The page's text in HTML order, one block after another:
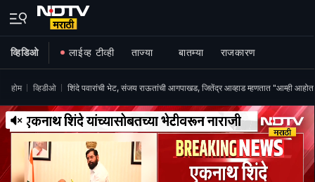
व्हिडिओ लाईव्ह टीव्ही ताज्या बातम्या राजकारण
होम व्हिडीओ शिंदे पवारांची भेट, संजय राऊतांची आगपाखड, जितेंद्र आव्हाड म्हणतात "आम्ही